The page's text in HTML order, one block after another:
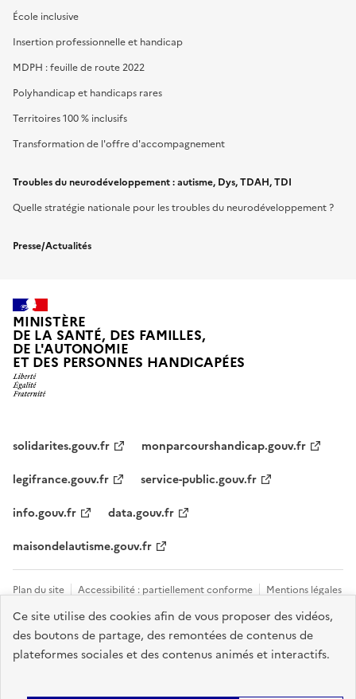
Ce site utilise des cookies afin de vous proposer des vidéos,
des boutons de partage, des remontées de contenus de
plateformes sociales et des contenus animés et interactifs.
École inclusive
Insertion professionnelle et handicap
MDPH : feuille de route 2022
Polyhandicap et handicaps rares
Territoires 100 % inclusifs
Transformation de l'offre d'accompagnement
Troubles du neurodéveloppement : autisme, Dys, TDAH, TDI
Quelle stratégie nationale pour les troubles du neurodéveloppement ?
Presse/Actualités
MINISTÈRE
DE LA SANTÉ, DES FAMILLES,
DE L'AUTONOMIE
ET DES PERSONNES HANDICAPÉES
solidarites.gouv.fr
monparcourshandicap.gouv.fr
legifrance.gouv.fr
service-public.gouv.fr
info.gouv.fr
data.gouv.fr
maisondelautisme.gouv.fr
Plan du site Accessibilité : partiellement conforme
Mentions légales
Données personnelles et cookies
Nous contacter
Gestion des